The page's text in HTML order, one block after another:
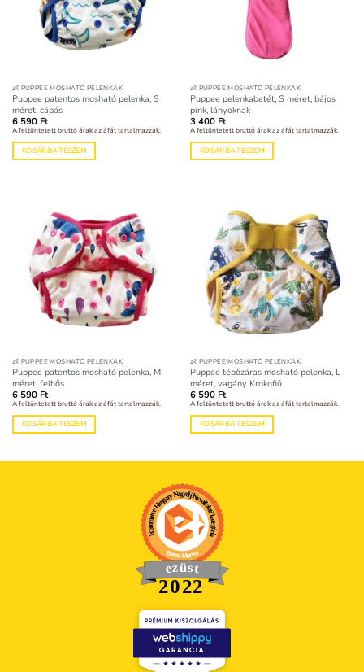
👶 PUPPEE MOSHATÓ PELENKÁK
Puppee patentos mosható pelenka, S
méret, cápás
6 590 Ft
A feltüntetett bruttó árak az áfát tartalmazzák.
KOSÁRBA TESZEM
👶 PUPPEE MOSHATÓ PELENKÁK
Puppee pelenkabetét, S méret, bájos
pink, lányoknak
3 400 Ft
A feltüntetett bruttó árak az áfát tartalmazzák.
KOSÁRBA TESZEM
👶 PUPPEE MOSHATÓ PELENKÁK
Puppee patentos mosható pelenka, M
méret, felhős
6 590 Ft
A feltüntetett bruttó árak az áfát tartalmazzák.
KOSÁRBA TESZEM
👶 PUPPEE MOSHATÓ PELENKÁK
Puppee tépőzáras mosható pelenka, L
méret, vagány Krokofiú
6 590 Ft
A feltüntetett bruttó árak az áfát tartalmazzák.
KOSÁRBA TESZEM